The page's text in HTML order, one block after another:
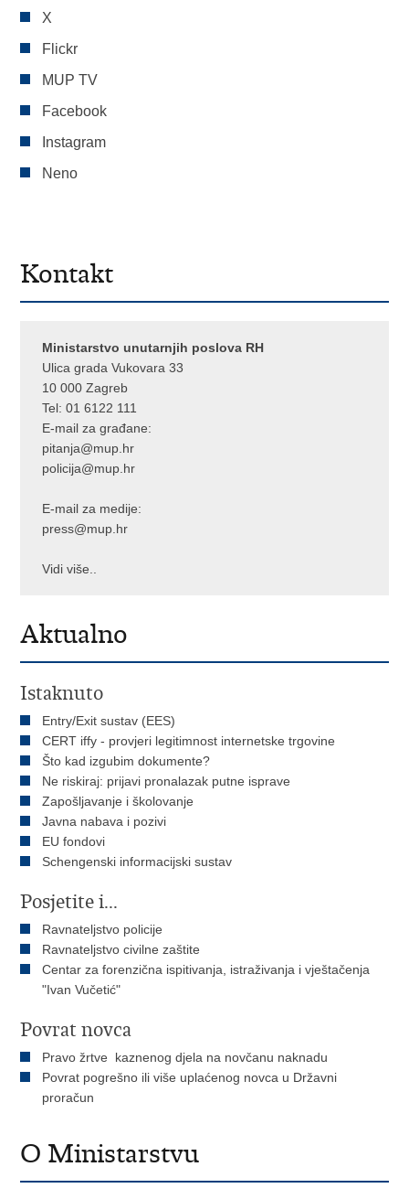
X
Flickr
MUP TV
Facebook
Instagram
Neno
Kontakt
Ministarstvo unutarnjih poslova RH
Ulica grada Vukovara 33
10 000 Zagreb
Tel:01 6122 111
E-mail za građane:
pitanja@mup.hr
policija@mup.hr
E-mail za medije:
press@mup.hr
Vidi više..
Aktualno
Istaknuto
Entry/Exit sustav (EES)
CERT iffy - provjeri legitimnost internetske trgovine
Što kad izgubim dokumente?
Ne riskiraj: prijavi pronalazak putne isprave
Zapošljavanje i školovanje
Javna nabava i pozivi
EU fondovi
Schengenski informacijski sustav
Posjetite i...
Ravnateljstvo policije
Ravnateljstvo civilne zaštite
Centar za forenzična ispitivanja, istraživanja i vještačenja
"Ivan Vučetić"
Povrat novca
Pravo žrtve kaznenog djela na novčanu naknadu
Povrat pogrešno ili više uplaćenog novca u Državni
proračun
O Ministarstvu